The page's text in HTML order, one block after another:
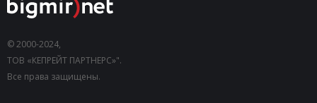
© 2000-2024,
ТОВ «КЕПРЕЙТ ПАРТНЕРС»".
Все права защищены.